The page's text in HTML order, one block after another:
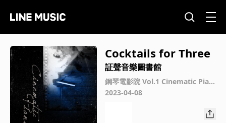
Cocktails for Three
証聲音樂圖書館
鋼琴電影院 Vol.1 Cinematic Pian
o Vol.1
2023-04-08